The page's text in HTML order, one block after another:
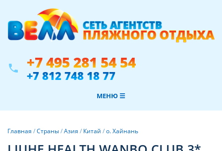
phone +7 495 281 54 54
+7 812 748 18 77
МЕНЮ ☰
Главная /Страны/Азия / Китай /о. Хайнань